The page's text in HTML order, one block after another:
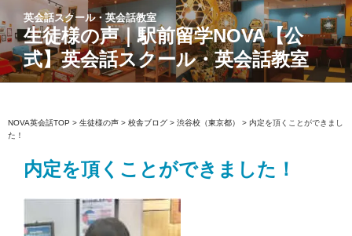
ン
テ
ン
ツ
ス
キ
英会話スクール・英会話教室
生徒様の声｜駅前留学NOVA【公
式】英会話スクール・英会話教室
NOVA英会話TOP > 生徒様の声 > 校舎ブログ > 渋谷校（東京都） > 内定を頂くことができまし
た！
内定を頂くことができました！